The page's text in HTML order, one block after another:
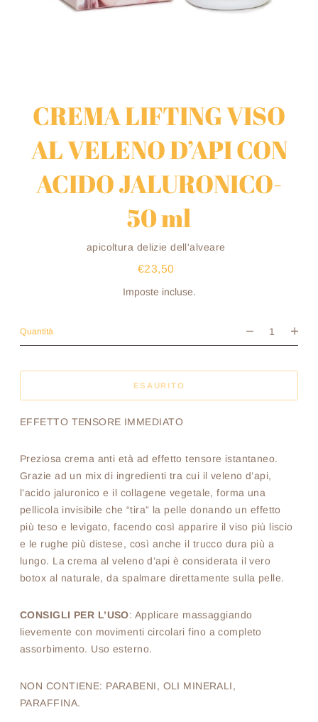
CREMA LIFTING VISO
AL VELENO D’API CON
ACIDO JALURONICO-
50 ml
Venditore
apicoltura delizie dell'alveare
Prezzo
listino
€23,50
Imposte incluse.
Quantità
ESAURITO
EFFETTO TENSORE IMMEDIATO
Preziosa crema anti età ad effetto tensore istantaneo.
Grazie ad un mix di ingredienti tra cui il veleno d’api,
l’acido jaluronico e il collagene vegetale, forma una
pellicola invisibile che “tira” la pelle donando un effetto
più teso e levigato, facendo così apparire il viso più liscio
e le rughe più distese, così anche il trucco dura più a
lungo. La crema al veleno d’api è considerata il vero
botox al naturale, da spalmare direttamente sulla pelle.
CONSIGLI PER L’USO: Applicare massaggiando
lievemente con movimenti circolari fino a completo
assorbimento. Uso esterno.
NON CONTIENE: PARABENI, OLI MINERALI,
PARAFFINA.